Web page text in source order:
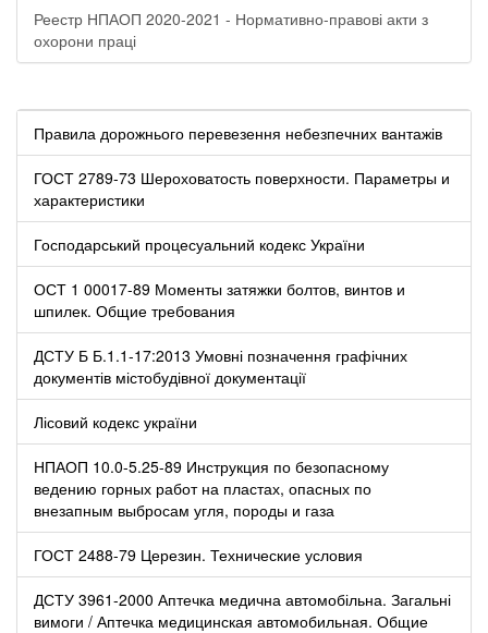
Реестр НПАОП 2020-2021 - Нормативно-правові акти з
охорони праці
Правила дорожнього перевезення небезпечних вантажів
ГОСТ 2789-73 Шероховатость поверхности. Параметры и
характеристики
Господарський процесуальний кодекс України
ОСТ 1 00017-89 Моменты затяжки болтов, винтов и
шпилек. Общие требования
ДСТУ Б Б.1.1-17:2013 Умовні позначення графічних
документів містобудівної документації
Лісовий кодекс україни
НПАОП 10.0-5.25-89 Инструкция по безопасному
ведению горных работ на пластах, опасных по
внезапным выбросам угля, породы и газа
ГОСТ 2488-79 Церезин. Технические условия
ДСТУ 3961-2000 Аптечка медична автомобільна. Загальні
вимоги / Аптечка медицинская автомобильная. Общие